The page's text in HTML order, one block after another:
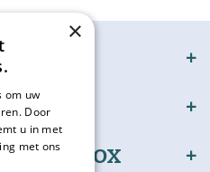
bijSTOX
×
om uw
Door
u in met
met ons